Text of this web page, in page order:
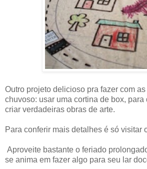
Outro projeto delicioso pra fazer com
chuvoso: usar uma cortina de box, para
criar verdadeiras obras de arte.
Para conferir mais detalhes é só visitar
Aproveite bastante o feriado
se anima em fazer algo para seu lar